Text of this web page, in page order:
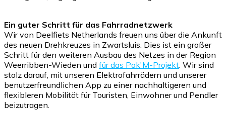
Ein guter Schritt für das Fahrradnetzwerk
Wir von Deelfiets Netherlands freuen uns über die Ankunft
des neuen Drehkreuzes in Zwartsluis. Dies ist ein großer
Schritt für den weiteren Ausbau des Netzes in der Region
Weerribben-Wieden und für das Pak'M-Projekt . Wir sind
stolz darauf, mit unseren Elektrofahrrädern und unserer
benutzerfreundlichen App zu einer nachhaltigeren und
flexibleren Mobilität für Touristen, Einwohner und Pendler
beizutragen.